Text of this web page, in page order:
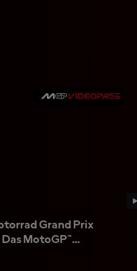
Grand Prix
MotoGP™